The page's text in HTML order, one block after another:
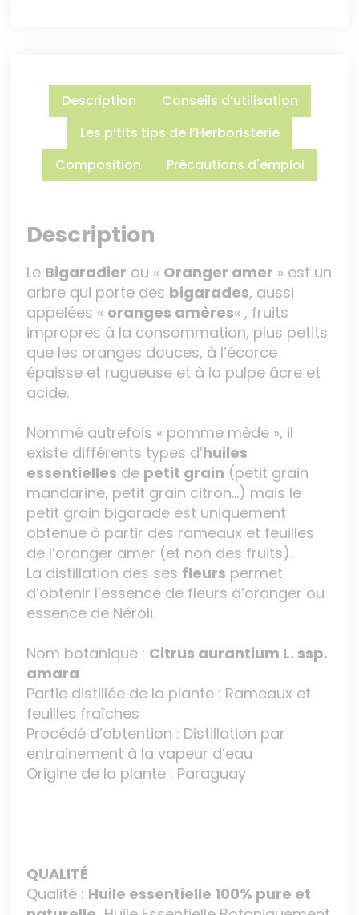
Description
Conseils d’utilisation
Les p’tits tips de l’Herboristerie
Composition
Précautions d'emploi
Description
Le Bigaradier ou « Oranger amer » est un
arbre qui porte des bigarades, aussi
appelées « oranges amères« , fruits
impropres à la consommation, plus petits
que les oranges douces, à l’écorce
épaisse et rugueuse et à la pulpe âcre et
acide.
Nommé autrefois « pomme mède », il
existe différents types d’huiles
essentielles de petit grain (petit grain
mandarine, petit grain citron…) mais le
petit grain bigarade est uniquement
obtenue à partir des rameaux et feuilles
de l’oranger amer (et non des fruits).
La distillation des ses fleurs permet
d’obtenir l’essence de fleurs d’oranger ou
essence de Néroli.
Nom botanique : Citrus aurantium L. ssp.
amara
Partie distillée de la plante : Rameaux et
feuilles fraîches
Procédé d’obtention : Distillation par
entrainement à la vapeur d’eau
Origine de la plante : Paraguay
QUALITÉ
Qualité : Huile essentielle 100% pure et